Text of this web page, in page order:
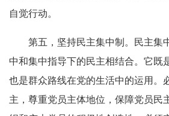
自觉行动。
第五，坚持民主集中制。民主集
中和集中指导下的民主相结合。它既
也是群众路线在党的生活中的运用。
主，尊重党员主体地位，保障党员民